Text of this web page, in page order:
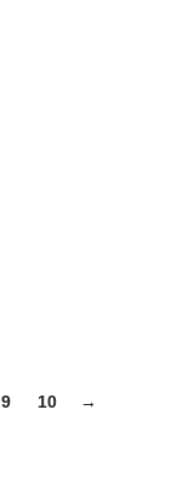
9 10 →